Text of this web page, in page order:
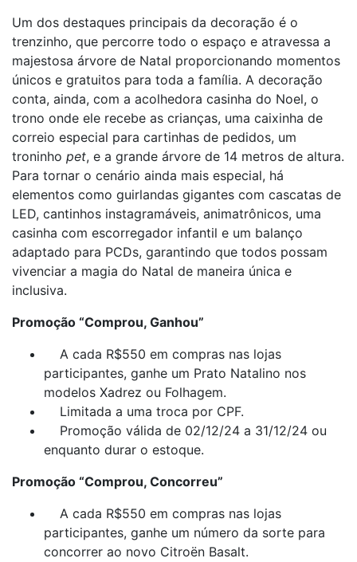
Um dos destaques principais da decoração é o
trenzinho, que percorre todo o espaço e atravessa a
majestosa árvore de Natal proporcionando momentos
únicos e gratuitos para toda a família. A decoração
conta, ainda, com a acolhedora casinha do Noel, o
trono onde ele recebe as crianças, uma caixinha de
correio especial para cartinhas de pedidos, um
troninho pet, e a grande árvore de 14 metros de altura.
Para tornar o cenário ainda mais especial, há
elementos como guirlandas gigantes com cascatas de
LED, cantinhos instagramáveis, animatrônicos, uma
casinha com escorregador infantil e um balanço
adaptado para PCDs, garantindo que todos possam
vivenciar a magia do Natal de maneira única e
inclusiva.
Promoção “Comprou, Ganhou”
A cada R$550 em compras nas lojas
participantes, ganhe um Prato Natalino nos
modelos Xadrez ou Folhagem.
Limitada a uma troca por CPF.
Promoção válida de 02/12/24 a 31/12/24 ou
enquanto durar o estoque.
Promoção “Comprou, Concorreu”
A cada R$550 em compras nas lojas
participantes, ganhe um número da sorte para
concorrer ao novo Citroën Basalt.